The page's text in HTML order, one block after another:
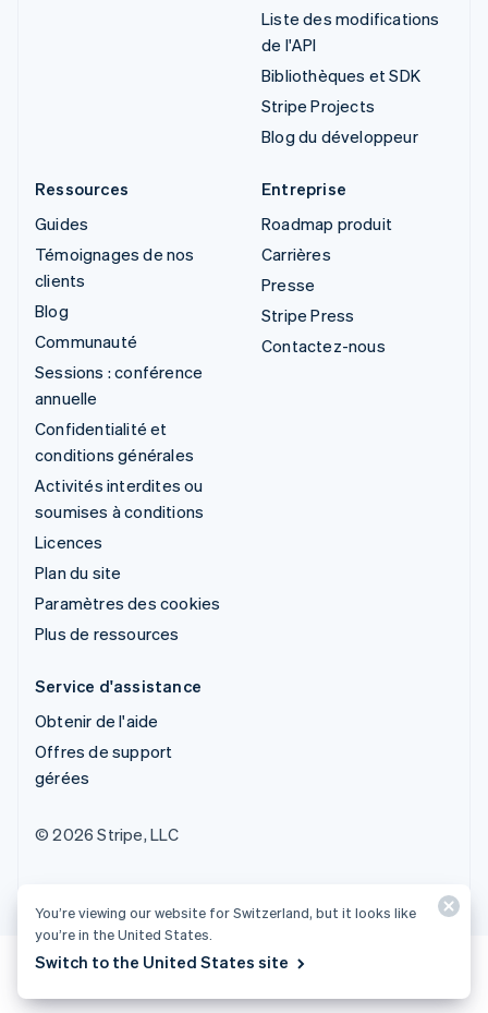
Liste des modifications
de l'API
Bibliothèques et SDK
Stripe Projects
Blog du développeur
Ressources
Guides
Témoignages de nos
clients
Blog
Communauté
Sessions : conférence
annuelle
Confidentialité et
conditions générales
Activités interdites ou
soumises à conditions
Licences
Plan du site
Paramètres des cookies
Plus de ressources
Entreprise
Roadmap produit
Carrières
Presse
Stripe Press
Contactez-nous
Service d'assistance
Obtenir de l'aide
Offres de support
gérées
© 2026 Stripe, LLC
You’re viewing our website for Switzerland, but it looks like
you’re in the United States.
Switch to the United States site